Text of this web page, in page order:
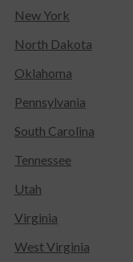
New York
North Dakota
Oklahoma
Pennsylvania
South Carolina
Tennessee
Utah
Virginia
West Virginia